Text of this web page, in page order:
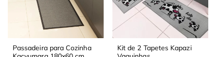
Passadeira para Cozinha
Kit de 2 Tapetes Kapazi